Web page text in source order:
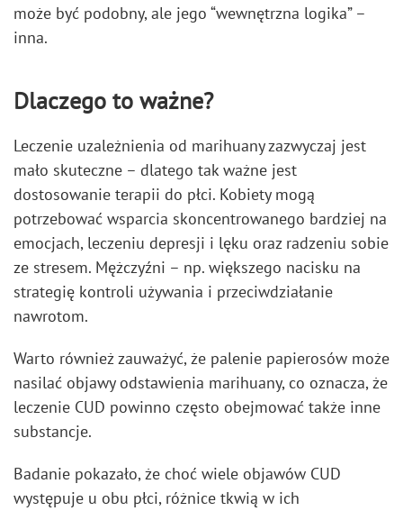
może być podobny, ale jego “wewnętrzna logika” –
inna.
Dlaczego to ważne?
Leczenie uzależnienia od marihuany zazwyczaj jest
mało skuteczne – dlatego tak ważne jest
dostosowanie terapii do płci. Kobiety mogą
potrzebować wsparcia skoncentrowanego bardziej na
emocjach, leczeniu depresji i lęku oraz radzeniu sobie
ze stresem. Mężczyźni – np. większego nacisku na
strategię kontroli używania i przeciwdziałanie
nawrotom.
Warto również zauważyć, że palenie papierosów może
nasilać objawy odstawienia marihuany, co oznacza, że
leczenie CUD powinno często obejmować także inne
substancje.
Badanie pokazało, że choć wiele objawów CUD
występuje u obu płci, różnice tkwią w ich